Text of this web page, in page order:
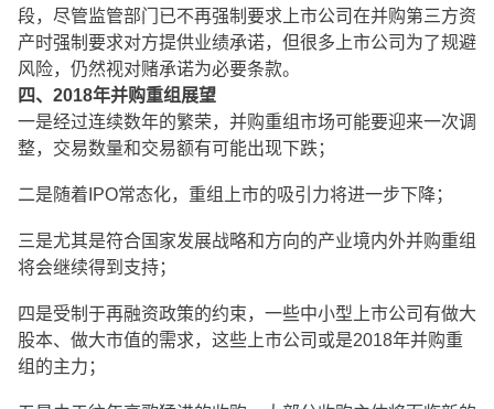
段，尽管监管部门已不再强制要求上市公司在并购第三方资
产时强制要求对方提供业绩承诺，但很多上市公司为了规避
风险，仍然视对赌承诺为必要条款。
四、2018年并购重组展望
一是经过连续数年的繁荣，并购重组市场可能要迎来一次调
整，交易数量和交易额有可能出现下跌；
二是随着IPO常态化，重组上市的吸引力将进一步下降；
三是尤其是符合国家发展战略和方向的产业境内外并购重组
将会继续得到支持；
四是受制于再融资政策的约束，一些中小型上市公司有做大
股本、做大市值的需求，这些上市公司或是2018年并购重
组的主力；